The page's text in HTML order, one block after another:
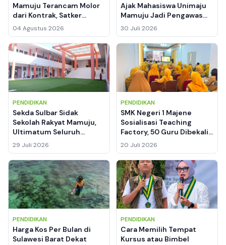
Mamuju Terancam Molor
dari Kontrak, Satker
BPBPK Sulbar: Sanksi
Denda Menanti Hutama
Karya
04 Agustus 2026
Ajak Mahasiswa Unimaju
Mamuju Jadi Pengawas
Pelayanan Publik, Cegah
30 Juli 2026
PENDIDIKAN
Sekda Sulbar Sidak
Sekolah Rakyat Mamuju,
Ultimatum Seluruh
Fasilitas Harus Rampung
29 Juli 2026
PENDIDIKAN
SMK Negeri 1 Majene
Sosialisasi Teaching
Factory, 50 Guru Dibekali
Konsep Sekolah Model
20 Juli 2026
PENDIDIKAN
Harga Kos Per Bulan di
Sulawesi Barat Dekat
PENDIDIKAN
Cara Memilih Tempat
Kursus atau Bimbel